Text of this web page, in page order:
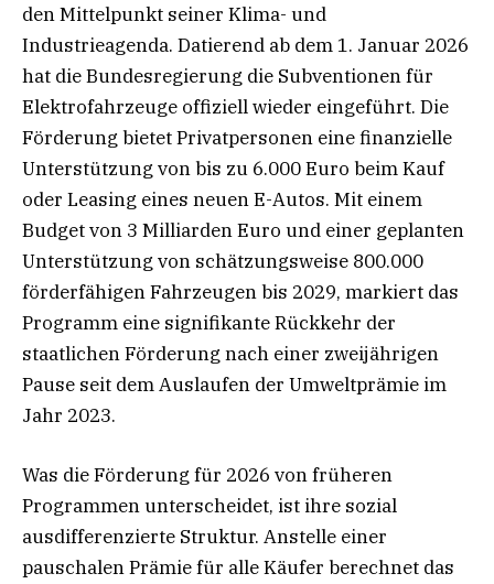
den Mittelpunkt seiner Klima- und
Industrieagenda. Datierend ab dem 1. Januar 2026
hat die Bundesregierung die Subventionen für
Elektrofahrzeuge offiziell wieder eingeführt. Die
Förderung bietet Privatpersonen eine finanzielle
Unterstützung von bis zu 6.000 Euro beim Kauf
oder Leasing eines neuen E-Autos. Mit einem
Budget von 3 Milliarden Euro und einer geplanten
Unterstützung von schätzungsweise 800.000
förderfähigen Fahrzeugen bis 2029, markiert das
Programm eine signifikante Rückkehr der
staatlichen Förderung nach einer zweijährigen
Pause seit dem Auslaufen der Umweltprämie im
Jahr 2023.
Was die Förderung für 2026 von früheren
Programmen unterscheidet, ist ihre sozial
ausdifferenzierte Struktur. Anstelle einer
pauschalen Prämie für alle Käufer berechnet das